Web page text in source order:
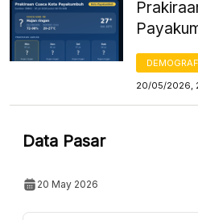
20/05/2026,
Data Pasar
20 May 2026